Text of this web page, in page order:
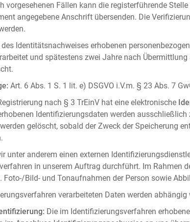
vorgesehenen Fällen kann die registerführende
angegebene Anschrift übersenden. Die
Identitätsnachweises erhobenen
und spätestens zwei Jahre nach
Art. 6 Abs. 1 S. 1 lit. e) DSGVO i.V.m. § 23 Abs. 7
nach § 3 TrEinV hat eine elektronische
Identifizierungsdaten werden
gelöscht, sobald der Zweck der Speicherung
unter anderem einen externen
in unserem Auftrag durchführt. Im Rahmen
Foto-/Bild- und Tonaufnahmen der Person sowie
verarbeiteten Daten werden
Die im Identifizierungsverfahren